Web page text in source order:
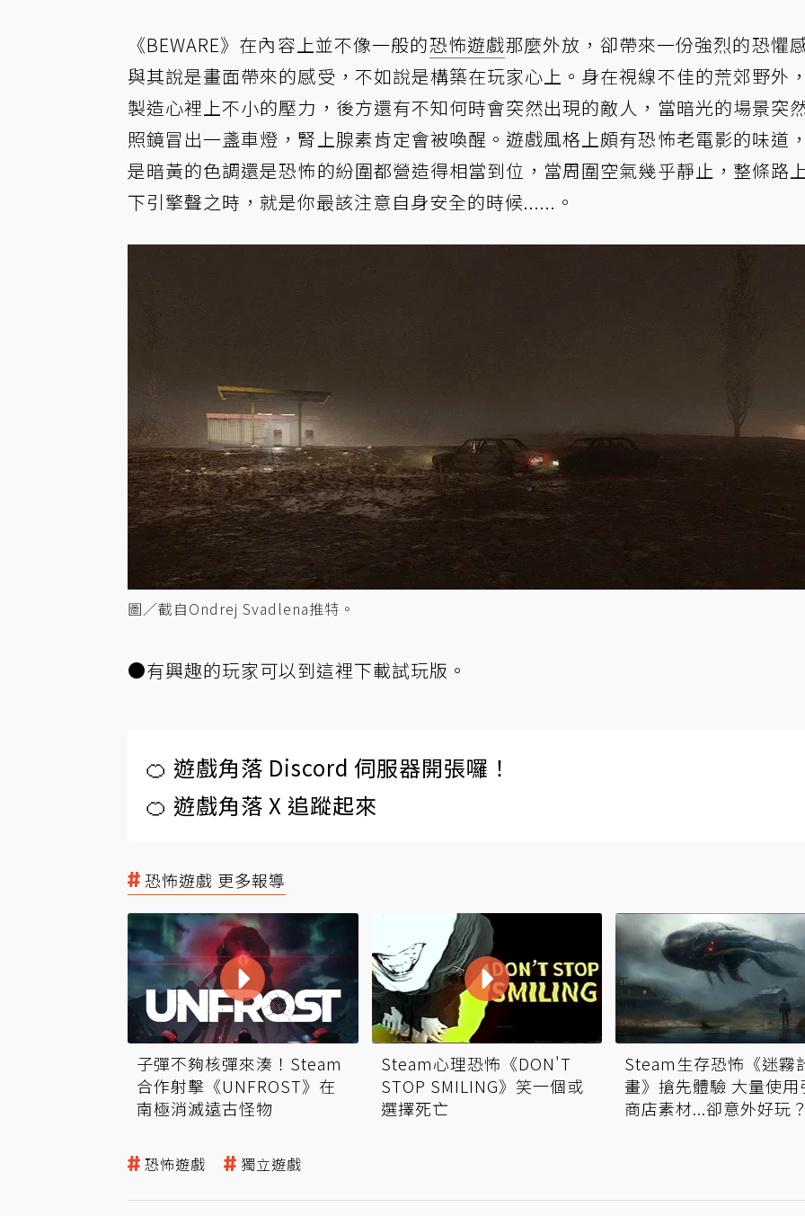
《BEWARE》在內容上並不像一般的恐怖遊戲那麼外放，卻帶來一份強烈的恐懼
與其說是畫面帶來的感受，不如說是構築在玩家心上。身在視線不佳的荒郊野外
製造心裡上不小的壓力，後方還有不知何時會突然出現的敵人，當暗光的場景突
照鏡冒出一盞車燈，腎上腺素肯定會被喚醒。遊戲風格上頗有恐怖老電影的味道
是暗黃的色調還是恐怖的紛圍都營造得相當到位，當周圍空氣幾乎靜止，整條路
下引擎聲之時，就是你最該注意自身安全的時候......。
圖／截自Ondrej Svadlena推特。
●有興趣的玩家可以到這裡下載試玩版。
🍊 遊戲角落 Discord 伺服器開張囉！
🍊 遊戲角落 X 追蹤起來
恐怖遊戲 更多報導
子彈不夠核彈來湊！Steam
合作射擊《UNFROST》在
南極消滅遠古怪物
Steam心理恐怖《DON'T
STOP SMILING》笑一個或
選擇死亡
Steam生存恐怖《迷霧
畫》搶先體驗 大量使用
商店素材...卻意外好玩
恐怖遊戲 獨立遊戲